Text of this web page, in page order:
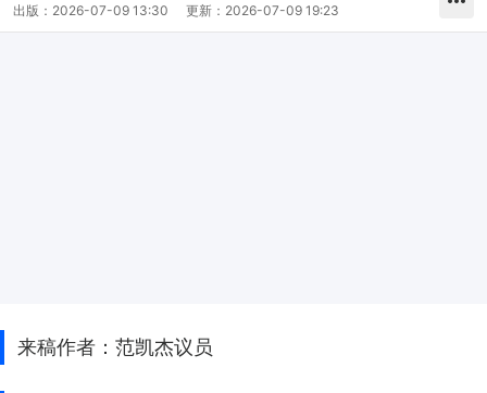
出版： 2026-07-09 13:30 更新： 2026-07-09 19:23
来稿作者：范凯杰议员